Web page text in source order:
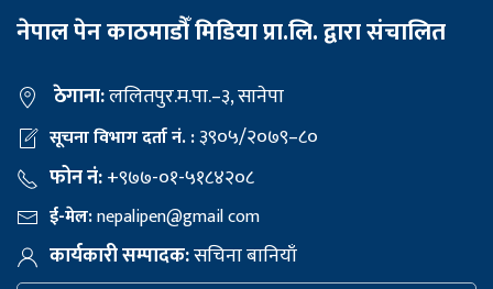
नेपाल पेन काठमाडौँ मिडिया प्रा.लि. द्वारा संचालित
ठेगाना:ललितपुर.म.पा.–३, सानेपा
सूचना विभाग दर्ता नं. :३९०५/२०७९–८०
फोन नं:+९७७-०१-५१८४२०८
ई-मेल:nepalipen@gmail com
कार्यकारी सम्पादक:सचिना बानियाँ